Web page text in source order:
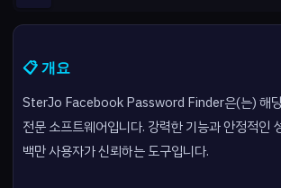
📋 개요
SterJo Facebook Password Finder은(는) 해당
전문 소프트웨어입니다. 강력한 기능과 안정적인
백만 사용자가 신뢰하는 도구입니다.